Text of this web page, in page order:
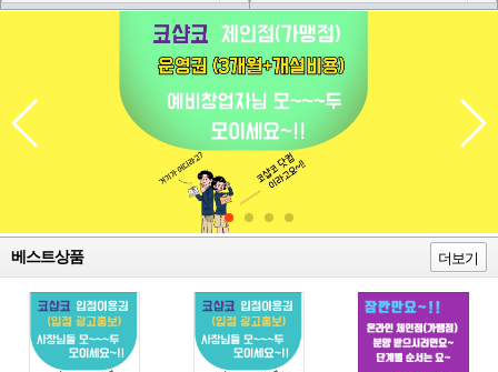
1
베스트상품 더보기